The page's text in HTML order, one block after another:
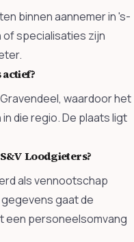
binnen aannemer in 's-
specialisaties zijn
waardoor het
die regio. De plaats ligt
Loodgieters?
als vennootschap
gaat de
een personeelsomvang